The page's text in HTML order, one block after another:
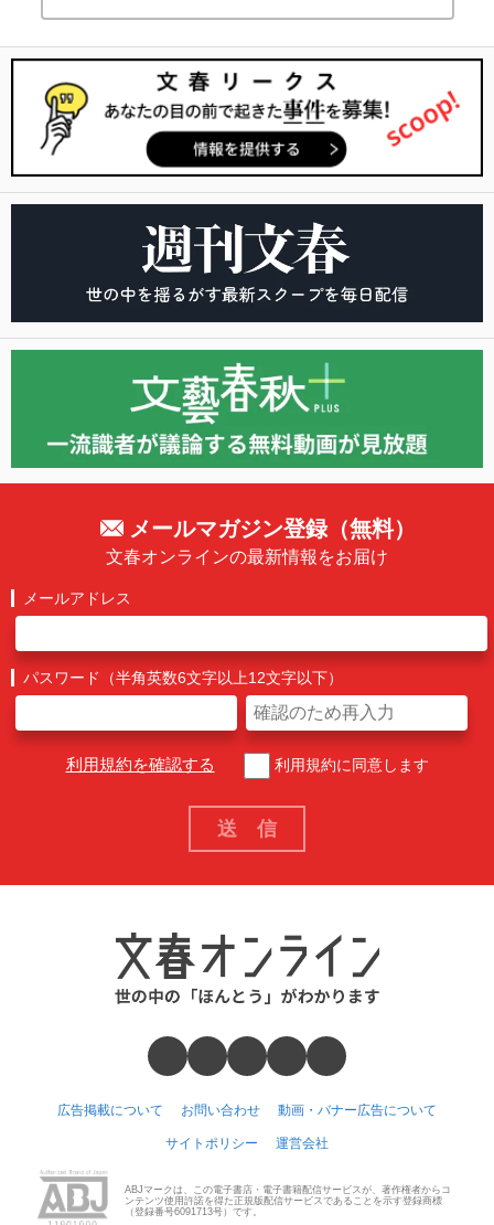
メールマガジン登録（無料）
文春オンラインの最新情報をお届け
メールアドレス
パスワード（半角英数6文字以上12文字以下）
利用規約を確認する 利用規約に同意します
広告掲載について お問い合わせ 動画・バナー広告について
サイトポリシー 運営会社
ABJマークは、この電子書店・電子書籍配信サービスが、著作権者からコ
ンテンツ使用許諾を得た正規版配信サービスであることを示す登録商標
（登録番号6091713号）です。